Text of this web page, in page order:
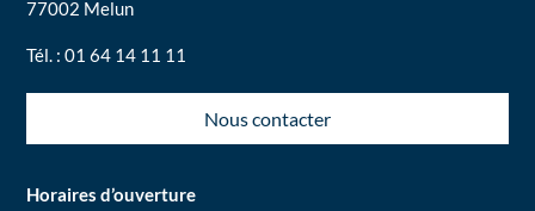
77002 Melun
Tél. : 01 64 14 11 11
Nous contacter
Horaires d’ouverture